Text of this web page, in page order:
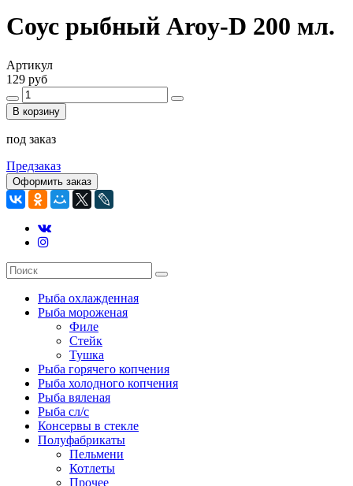
Соус рыбный Aroy-D 200 мл.
Артикул
129 руб
В корзину
под заказ
Предзаказ
Оформить заказ
Рыба охлажденная
Рыба мороженая
Филе
Стейк
Тушка
Рыба горячего копчения
Рыба холодного копчения
Рыба вяленая
Рыба сл/с
Консервы в стекле
Полуфабрикаты
Пельмени
Котлеты
Прочее